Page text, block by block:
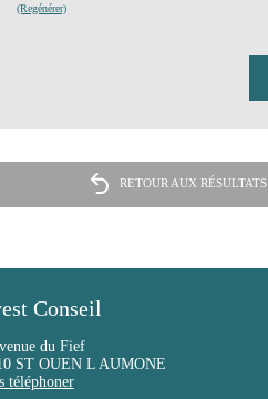
(Regénérer)
RETOUR AUX RÉSULTATS
Conseil
du Fief
ST OUEN L AUMONE
téléphoner